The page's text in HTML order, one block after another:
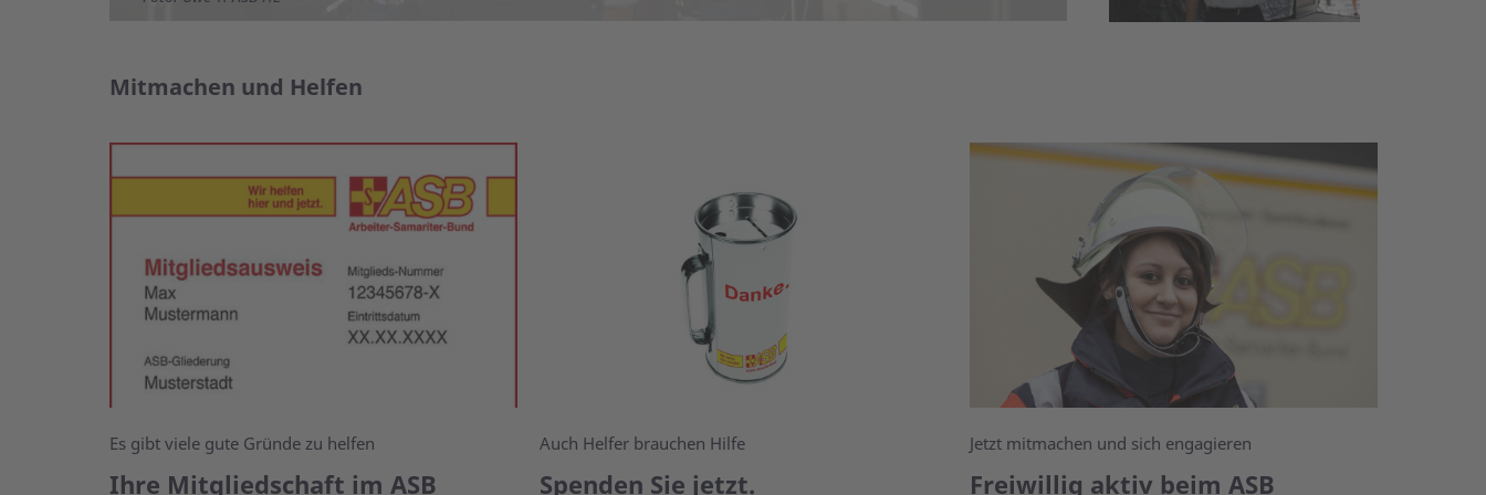
Mitmachen und Helfen
Es gibt viele gute Gründe zu helfen
Ihre Mitgliedschaft im ASB
Auch Helfer brauchen Hilfe
Spenden Sie jetzt.
Jetzt mitmachen und sich engagieren
Freiwillig aktiv beim ASB